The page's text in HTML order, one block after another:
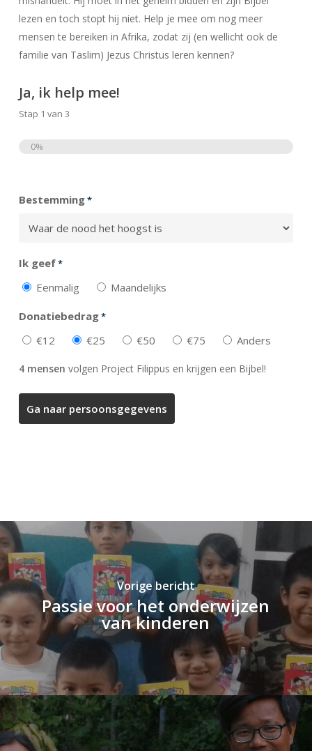
lezen en toch stopt hij niet. Help je mee om nog meer
mensen te bereiken in Afrika, zodat zij (en wellicht ook de
familie van Taslim) Jezus Christus leren kennen?
Ja, ik help mee!
Stap 1 van 3
0%
Bestemming*
Ik geef*
Eenmalig Maandelijks
Donatiebedrag*
€12 €25 €50 €75 Anders
4 mensen volgen Project Filippus en krijgen een Bijbel!
Vorige bericht
Passie voor het onderwijzen
van kinderen